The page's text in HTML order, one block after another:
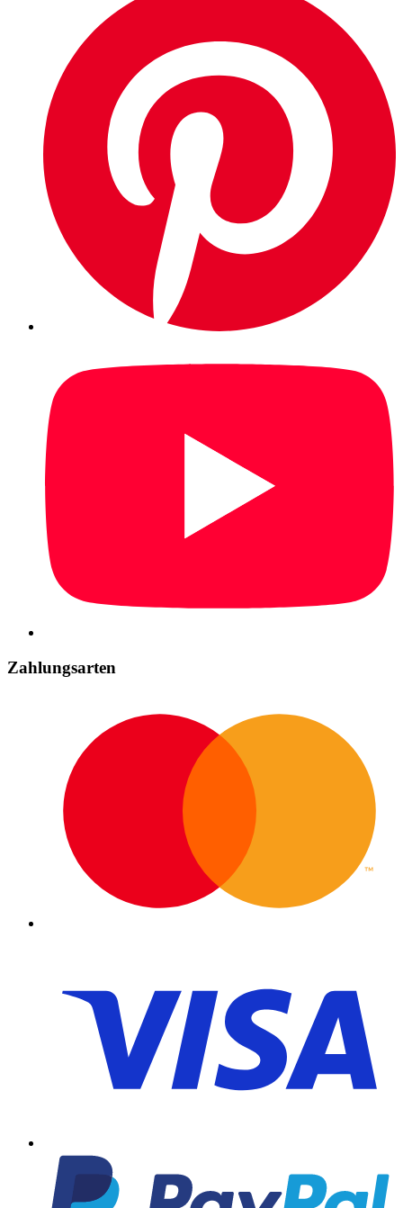
Zahlungsarten